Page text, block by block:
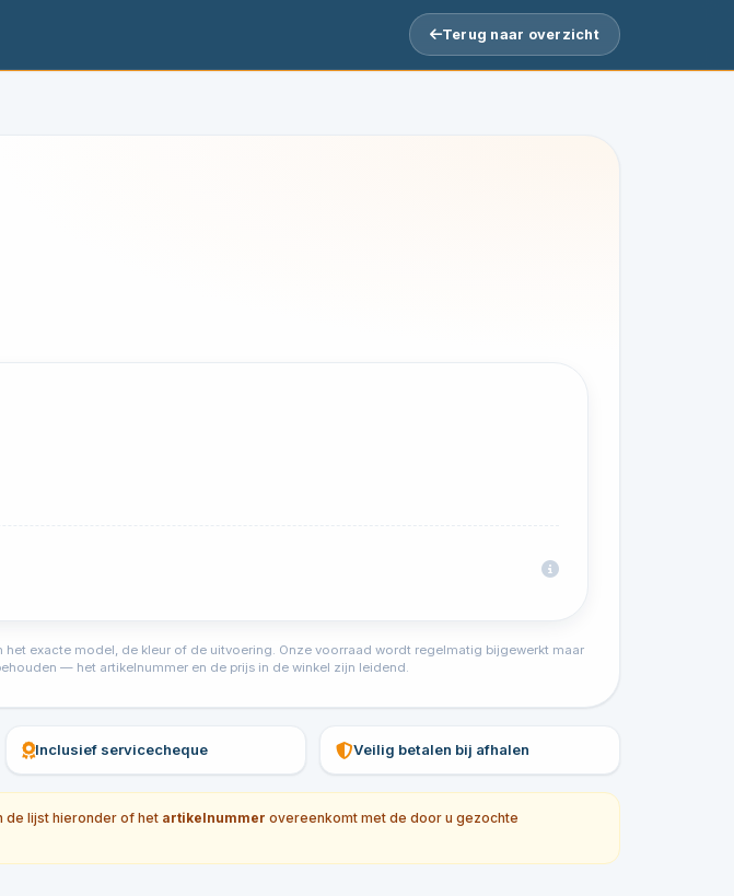
Terug naar overzicht
exacte model, de kleur of de uitvoering. Onze voorraad wordt regelmatig bijgewerkt maar
— het artikelnummer en de prijs in de winkel zijn leidend.
Inclusief servicecheque Veilig betalen bij afhalen
de lijst hieronder of het artikelnummer overeenkomt met de door u gezochte